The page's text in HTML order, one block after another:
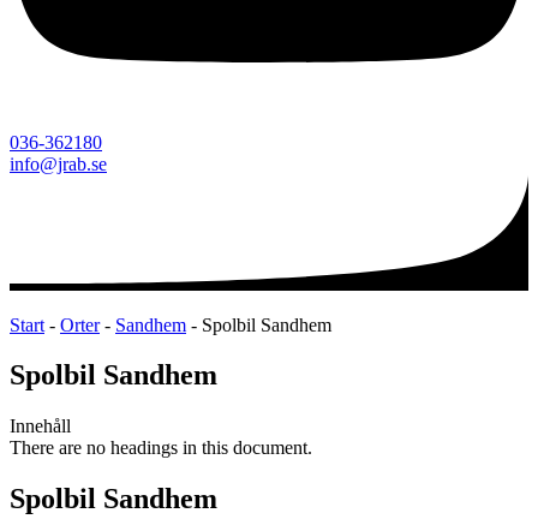
036-362180
info@jrab.se
Start - Orter- Sandhem - Spolbil Sandhem
Spolbil Sandhem
Innehåll
There are no headings in this document.
Spolbil Sandhem